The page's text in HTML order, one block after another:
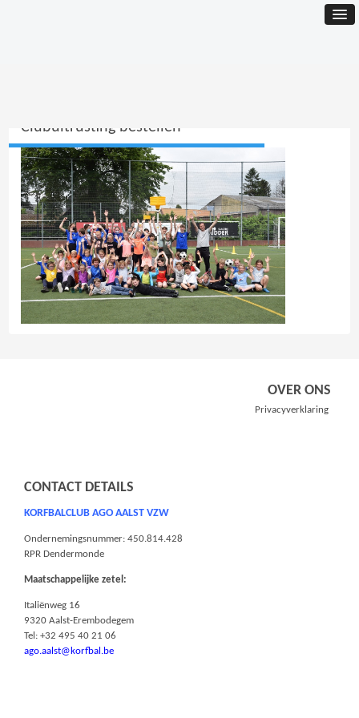
Clubuitrusting bestellen
OVER ONS
Privacyverklaring
CONTACT DETAILS
KORFBALCLUB AGO AALST VZW
Ondernemingsnummer: 450.814.428
RPR Dendermonde
Maatschappelijke zetel:
Italiënweg 16
9320 Aalst-Erembodegem
Tel: +32 495 40 21 06
ago.aalst@korfbal.be